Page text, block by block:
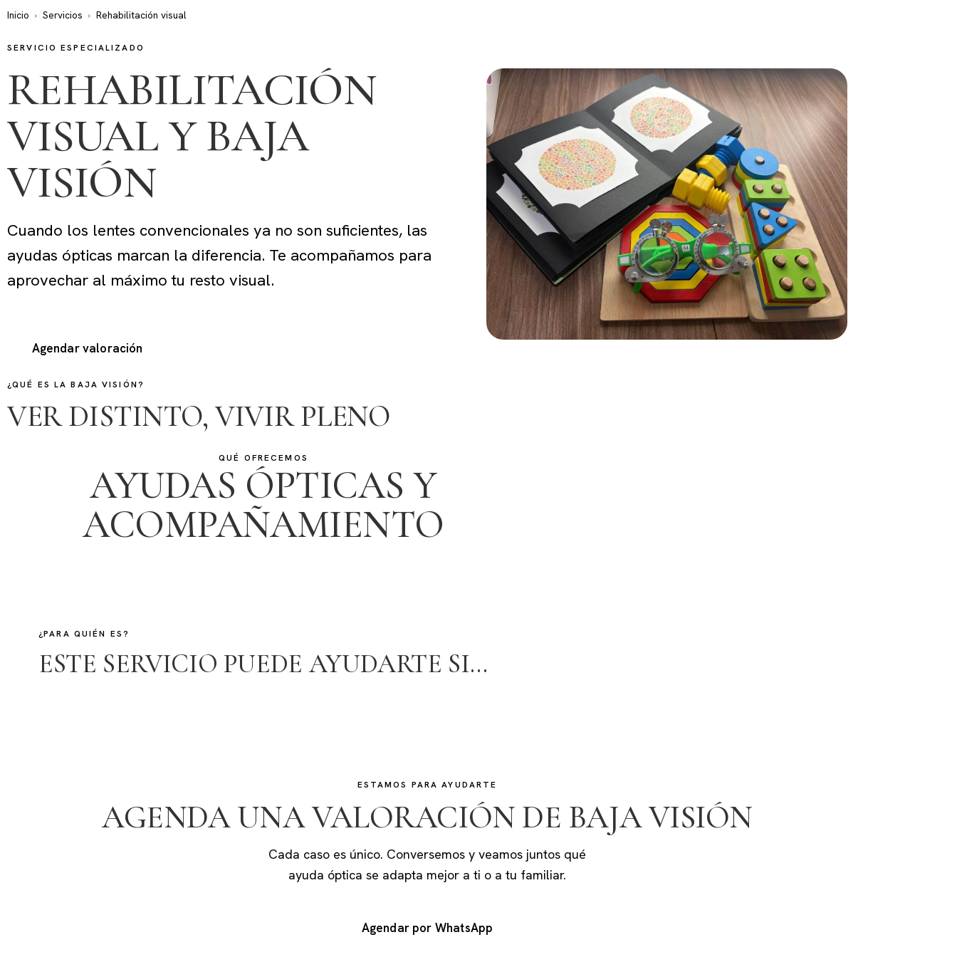
Inicio › Servicios › Rehabilitación visual
SERVICIO ESPECIALIZADO
REHABILITACIÓN
VISUAL Y BAJA
VISIÓN
Cuando los lentes convencionales ya no son suficientes, las
ayudas ópticas marcan la diferencia. Te acompañamos para
aprovechar al máximo tu resto visual.
Agendar valoración
¿QUÉ ES LA BAJA VISIÓN?
VER DISTINTO, VIVIR PLENO
QUÉ OFRECEMOS
AYUDAS ÓPTICAS Y
ACOMPAÑAMIENTO
¿PARA QUIÉN ES?
ESTE SERVICIO PUEDE AYUDARTE SI…
ESTAMOS PARA AYUDARTE
AGENDA UNA VALORACIÓN DE BAJA VISIÓN
Cada caso es único. Conversemos y veamos juntos qué
ayuda óptica se adapta mejor a ti o a tu familiar.
Agendar por WhatsApp